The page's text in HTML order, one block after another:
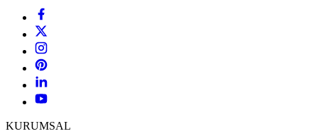
KURUMSAL